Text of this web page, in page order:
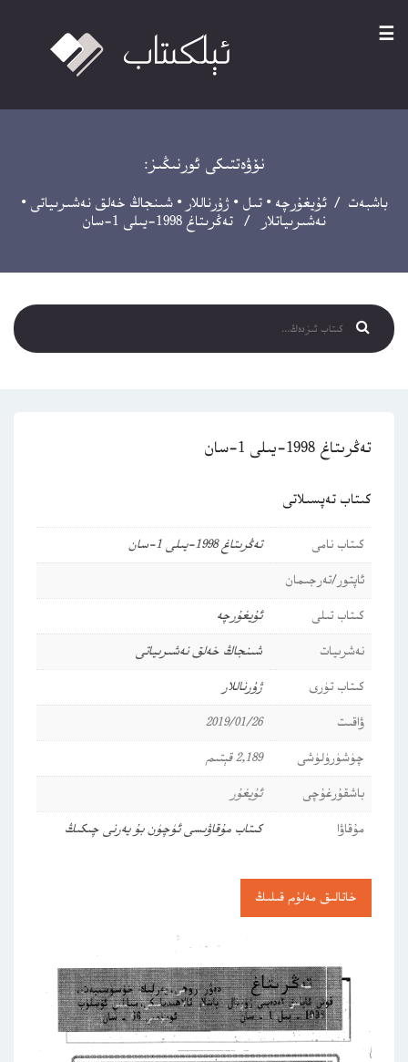
☰
نۆۋەتتىكى ئورنىڭىز:
باشبەت /ئۇيغۇرچە •تىل • ژۇرناللار •شىنجاڭ خەلق نەشىرىياتى •
نەشىرىياتلار / تەڭرىتاغ 1998-يىلى 1-سان
تەڭرىتاغ 1998-يىلى 1-سان
كىتاب تەپسىلاتى
كىتاب نامى
تەڭرىتاغ 1998-يىلى 1-سان
ئاپتور/تەرجىمان
كىتاب تىلى
ئۇيغۇرچە
نەشرىيات
شىنجاڭ خەلق نەشىرىياتى
كىتاب تۈرى
ژۇرناللار
ۋاقىت
2019/01/26
چۈشۈرۈلۈشى
2,189 قېتىم
باشقۇرغۇچى
ئۇيغۇر
مۇقاۋا
كىتاب مۇقاۋىسى ئۈچۈن بۇ يەرنى چىكىڭ
خاتالىق مەلۇم قىلىڭ